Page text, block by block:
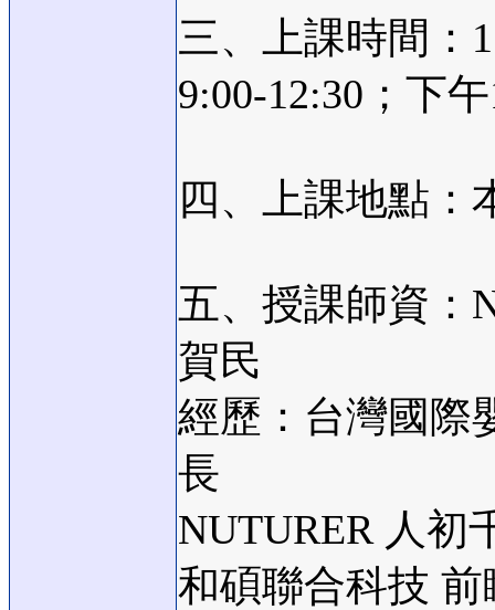
三、上課時間：
9:00-12:30；下
四、上課地點：
五、授課師資：
賀民
經歷：台灣國際
長
NUTURER 人初
和碩聯合科技